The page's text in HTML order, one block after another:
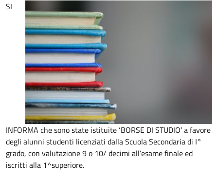
SI
INFORMA che sono state istituite ‘BORSE DI STUDIO’ a favore
degli alunni studenti licenziati dalla Scuola Secondaria di I°
grado, con valutazione 9 o 10/ decimi all’esame finale ed
iscritti alla 1^superiore.